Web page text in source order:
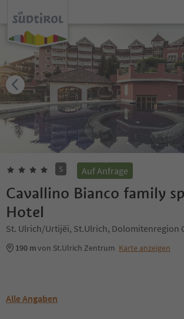
S Auf Anfrage
Cavallino Bianco family
Hotel
St. Ulrich/Urtijëi, St.Ulrich, Dolomitenregion
190 mvon St.Ulrich Zentrum Karte anzeigen
Alle Angaben